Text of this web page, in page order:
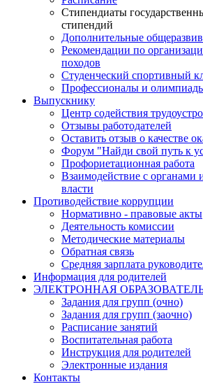
Стипендиаты
стипендий
Дополнительные
Рекомендации по
походов
Студенческий спортивный
Профессионалы и
Выпускнику
Центр содействия
Отзывы работодателей
Оставить отзыв о качестве
Форум "Найди свой путь к
Профориетационная работа
Взаимодействие с органами
власти
Противодействие коррупции
Нормативно - правовые акты
Деятельность комиссии
Методические материалы
Обратная связь
Средняя зарплата
Информация для родителей
ЭЛЕКТРОННАЯ
Задания для групп (очно)
Задания для групп (заочно)
Расписание занятий
Воспитательная работа
Инструкция для родителей
Электронные издания
Контакты